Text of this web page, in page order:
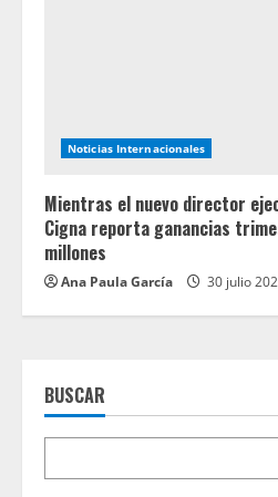
Noticias Internacionales
Mientras el nuevo director
Cigna reporta ganancias
millones
Ana Paula García 30 julio
BUSCAR